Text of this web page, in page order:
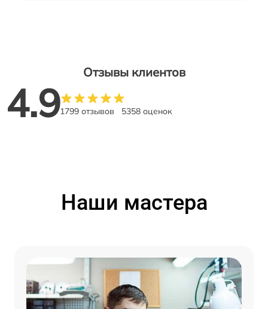
Отзывы клиентов
4.91799 отзывов 5358 оценок
Наши мастера